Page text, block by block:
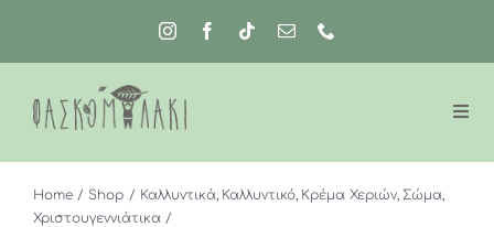
περιεχόμενο
Home Shop Καλλυντικά Καλλυντικό Κρέμα Χεριών Σώμα
Χριστουγεννιάτικα